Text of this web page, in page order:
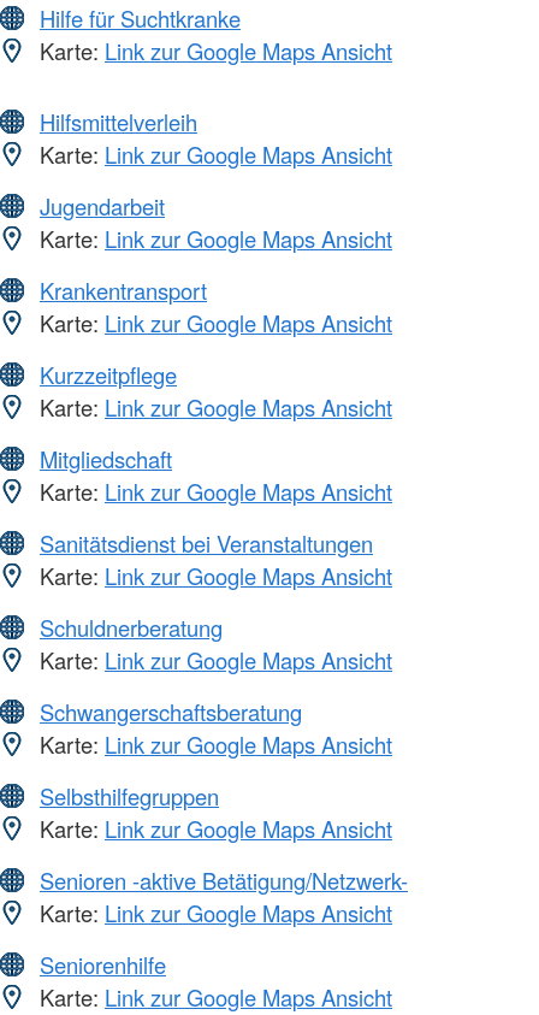
Hilfe für Suchtkranke
Karte: Link zur Google Maps Ansicht
Hilfsmittelverleih
Karte: Link zur Google Maps Ansicht
Jugendarbeit
Karte: Link zur Google Maps Ansicht
Krankentransport
Karte: Link zur Google Maps Ansicht
Kurzzeitpflege
Karte: Link zur Google Maps Ansicht
Mitgliedschaft
Karte: Link zur Google Maps Ansicht
Sanitätsdienst bei Veranstaltungen
Karte: Link zur Google Maps Ansicht
Schuldnerberatung
Karte: Link zur Google Maps Ansicht
Schwangerschaftsberatung
Karte: Link zur Google Maps Ansicht
Selbsthilfegruppen
Karte: Link zur Google Maps Ansicht
Senioren -aktive Betätigung/Netzwerk-
Karte: Link zur Google Maps Ansicht
Seniorenhilfe
Karte: Link zur Google Maps Ansicht